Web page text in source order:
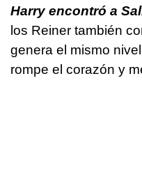
Harry encontró a
los Reiner también
genera el mismo
rompe el corazón y